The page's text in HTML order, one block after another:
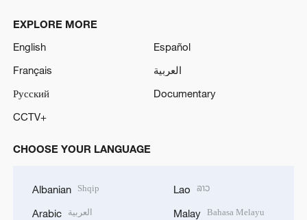
EXPLORE MORE
English
Español
Français
العربية
Русский
Documentary
CCTV+
CHOOSE YOUR LANGUAGE
Albanian Shqip
Arabic العربية
Lao ລາວ
Malay Bahasa Melayu